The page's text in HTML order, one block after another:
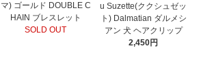
マ) ゴールド DOUBLE C
HAIN ブレスレット
SOLD OUT
u Suzette(ククシュゼッ
ト) Dalmatian ダルメシ
アン 犬 ヘアクリップ
2,450円